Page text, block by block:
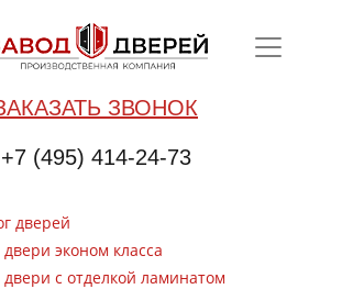
ЗВОНОК
+7 (495) 414-24-73
дверей
эконом класса
с отделкой ламинатом